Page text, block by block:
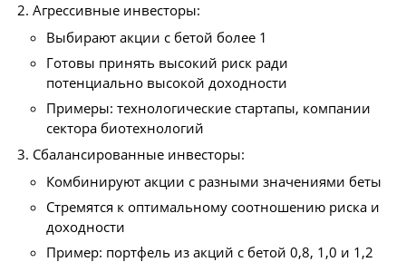
Агрессивные инвесторы:
Выбирают акции с бетой более 1
Готовы принять высокий риск ради
потенциально высокой доходности
Примеры: технологические стартапы, компании
сектора биотехнологий
Сбалансированные инвесторы:
Комбинируют акции с разными значениями беты
Стремятся к оптимальному соотношению риска и
доходности
Пример: портфель из акций с бетой 0,8, 1,0 и 1,2